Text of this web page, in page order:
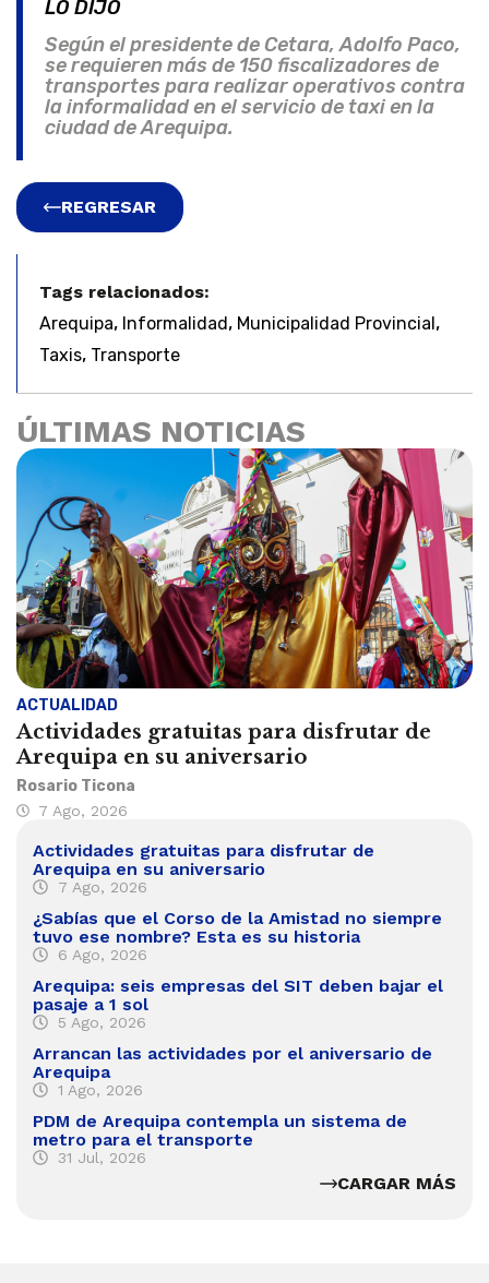
LO DIJO
Según el presidente de Cetara, Adolfo Paco,
se requieren más de 150 fiscalizadores de
transportes para realizar operativos contra
la informalidad en el servicio de taxi en la
ciudad de Arequipa.
REGRESAR
Tags relacionados:
Arequipa, Informalidad, Municipalidad Provincial,
Taxis, Transporte
ÚLTIMAS NOTICIAS
ACTUALIDAD
Actividades gratuitas para disfrutar de
Arequipa en su aniversario
Rosario Ticona
7 Ago, 2026
Actividades gratuitas para disfrutar de
Arequipa en su aniversario
7 Ago, 2026
¿Sabías que el Corso de la Amistad no siempre
tuvo ese nombre? Esta es su historia
6 Ago, 2026
Arequipa: seis empresas del SIT deben bajar el
pasaje a 1 sol
5 Ago, 2026
Arrancan las actividades por el aniversario de
Arequipa
1 Ago, 2026
PDM de Arequipa contempla un sistema de
metro para el transporte
31 Jul, 2026
CARGAR MÁS